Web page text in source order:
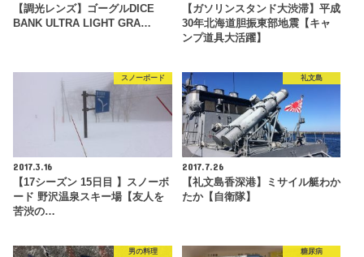
【調光レンズ】ゴーグルDICE
BANK ULTRA LIGHT GRA…
【ガソリンスタンド大渋滞】平成
30年北海道胆振東部地震【キャ
ンプ道具大活躍】
スノーボード
2017.3.16
【17シーズン 15日目 】スノーボ
ード 野沢温泉スキー場【友人を
苦渋の…
礼文島
2017.7.26
【礼文島香深港】ミサイル艇わか
たか【自衛隊】
男の料理 糖尿病